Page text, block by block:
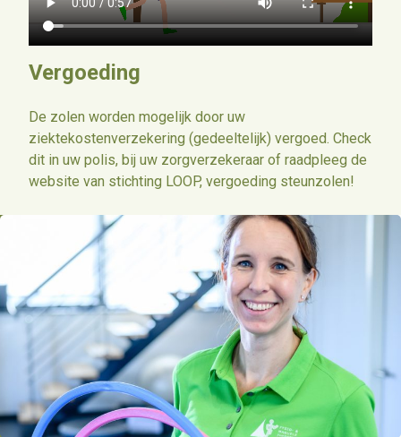
Vergoeding
De zolen worden mogelijk door uw
ziektekostenverzekering (gedeeltelijk) vergoed. Check
dit in uw polis, bij uw zorgverzekeraar of raadpleeg de
website van stichting LOOP, vergoeding steunzolen!